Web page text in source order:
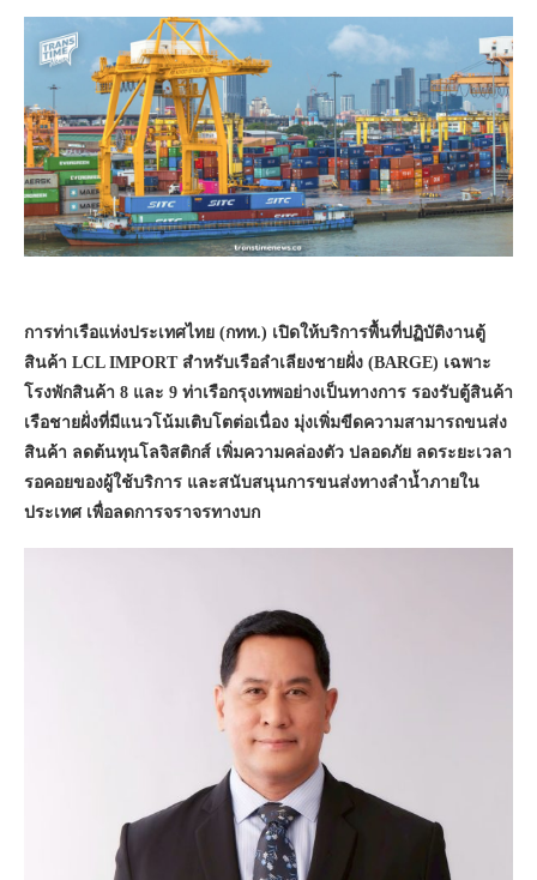
การท่าเรือแห่งประเทศไทย (กทท.) เปิดให้บริการพื้นที่ปฏิบัติงานตู้
สินค้า LCL IMPORT สำหรับเรือลำเลียงชายฝั่ง (BARGE) เฉพาะ
โรงพักสินค้า 8 และ 9 ท่าเรือกรุงเทพอย่างเป็นทางการ รองรับตู้สินค้า
เรือชายฝั่งที่มีแนวโน้มเติบโตต่อเนื่อง มุ่งเพิ่มขีดความสามารถขนส่ง
สินค้า ลดต้นทุนโลจิสติกส์ เพิ่มความคล่องตัว ปลอดภัย ลดระยะเวลา
รอคอยของผู้ใช้บริการ และสนับสนุนการขนส่งทางลำน้ำภายใน
ประเทศ เพื่อลดการจราจรทางบก